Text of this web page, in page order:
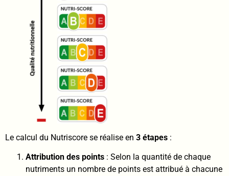
Le calcul du Nutriscore se réalise en 3 étapes :
Attribution des points : Selon la quantité de chaque
nutriments un nombre de points est attribué à chacune